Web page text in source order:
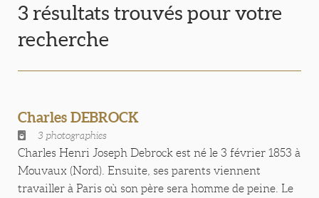
3 résultats trouvés pour votre
recherche
Charles DEBROCK
3 photographies
Charles Henri Joseph Debrock est né le 3 février 1853 à
Mouvaux (Nord). Ensuite, ses parents viennent
travailler à Paris où son père sera homme de peine. Le